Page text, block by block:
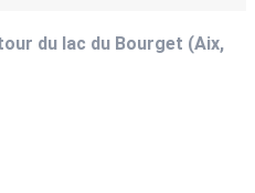
du lac du Bourget (Aix,